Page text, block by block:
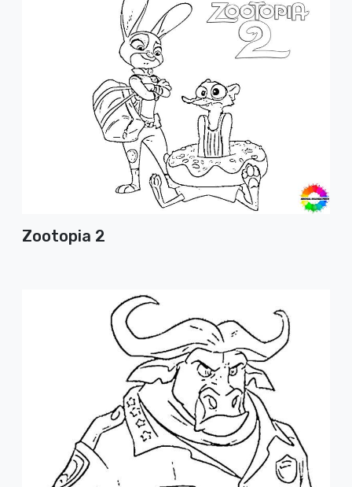
Zootopia 2